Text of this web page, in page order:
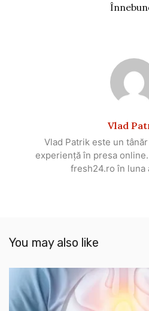
Vlad
Vlad Patrik este un
experiență în presa
fresh24.ro în luna
You may also like